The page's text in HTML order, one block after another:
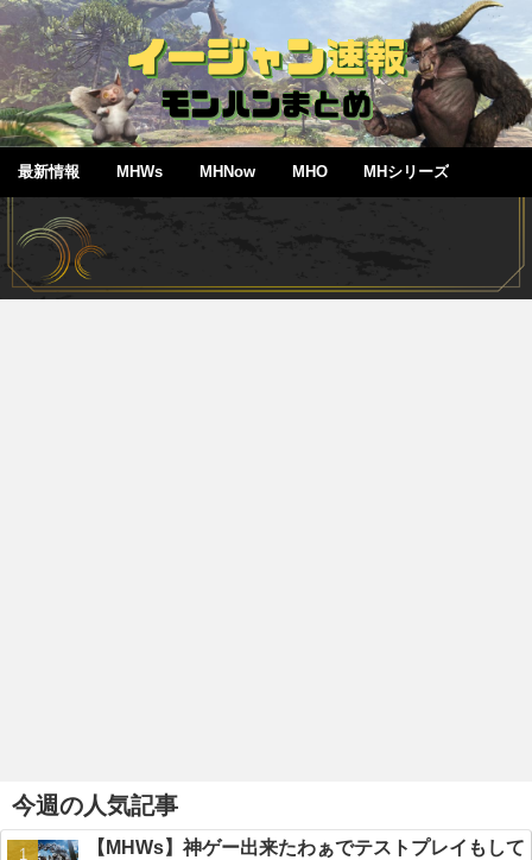
最新情報 MHWs MHNow MHO MHシリーズ
今週の人気記事
【MHWs】神ゲー出来たわぁでテストプレイもして